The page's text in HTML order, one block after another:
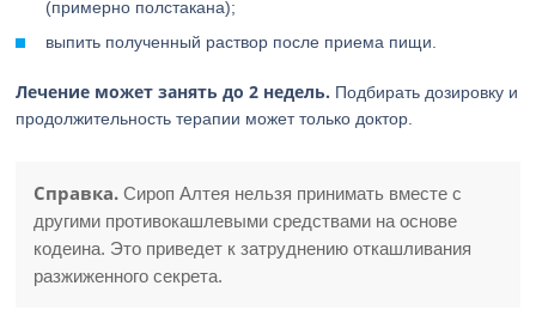
(примерно полстакана);
выпить полученный раствор после приема пищи.
Лечение может занять до 2 недель. Подбирать дозировку и
продолжительность терапии может только доктор.
Справка. Сироп Алтея нельзя принимать вместе с
другими противокашлевыми средствами на основе
кодеина. Это приведет к затруднению откашливания
разжиженного секрета.